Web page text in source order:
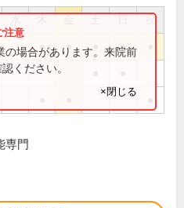
祝
● ● ●
の場合があります。来院前
ください。
×閉じる
専門